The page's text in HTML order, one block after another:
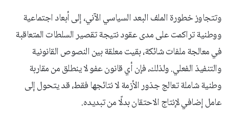
وتتجاوز خطورة الملف البعد السياسي الآني، إلى أبعاد اجتماعية
ووطنية تراكمت على مدى عقود نتيجة تقصير السلطات المتعاقبة
في معالجة ملفات شائكة، بقيت معلقة بين النصوص القانونية
والتنفيذ الفعلي. ولذلك، فإن أي قانون عفو لا ينطلق من مقاربة
وطنية شاملة تعالج جذور الأزمة لا نتائجها فقط، قد يتحول إلى
عامل إضافي لإنتاج الاحتقان بدلًا من تبديده.